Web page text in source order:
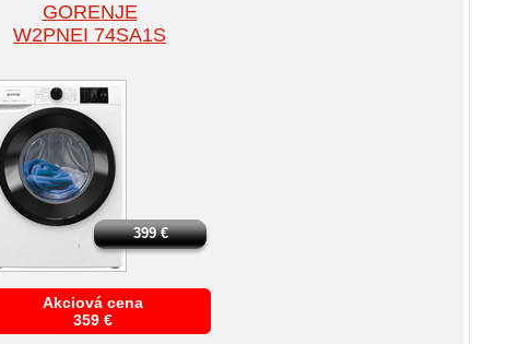
GORENJE
W2PNEI 74SA1S
Akciová cena
359 €
399€